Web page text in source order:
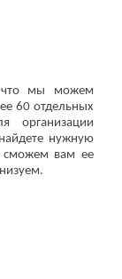
что мы можем
60 отдельных
организации
нужную
сможем вам ее